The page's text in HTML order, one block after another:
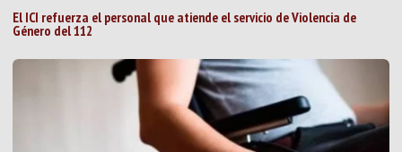
El ICI refuerza el personal que atiende el servicio de Violencia de
Género del 112